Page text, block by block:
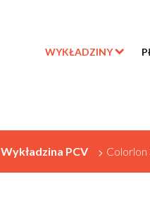
WYKŁADZINY
Wykładzina PCV > Colorlon